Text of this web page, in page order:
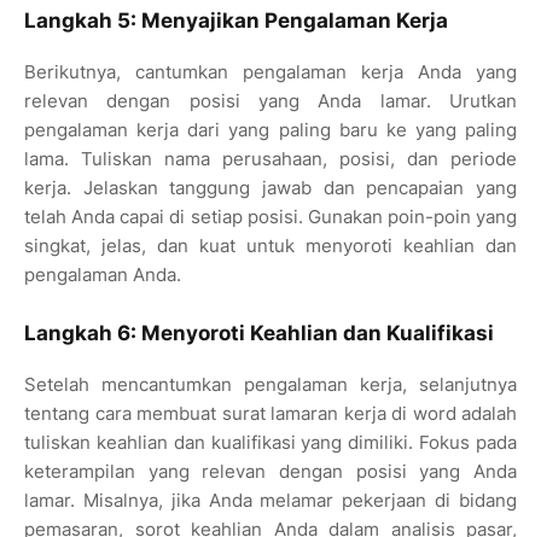
Langkah 5: Menyajikan Pengalaman Kerja
Berikutnya, cantumkan pengalaman kerja Anda yang
relevan dengan posisi yang Anda lamar. Urutkan
pengalaman kerja dari yang paling baru ke yang paling
lama. Tuliskan nama perusahaan, posisi, dan periode
kerja. Jelaskan tanggung jawab dan pencapaian yang
telah Anda capai di setiap posisi. Gunakan poin-poin yang
singkat, jelas, dan kuat untuk menyoroti keahlian dan
pengalaman Anda.
Langkah 6: Menyoroti Keahlian dan Kualifikasi
Setelah mencantumkan pengalaman kerja, selanjutnya
tentang cara membuat surat lamaran kerja di word adalah
tuliskan keahlian dan kualifikasi yang dimiliki. Fokus pada
keterampilan yang relevan dengan posisi yang Anda
lamar. Misalnya, jika Anda melamar pekerjaan di bidang
pemasaran, sorot keahlian Anda dalam analisis pasar,